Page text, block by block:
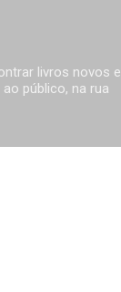
livros novos e
público, na rua